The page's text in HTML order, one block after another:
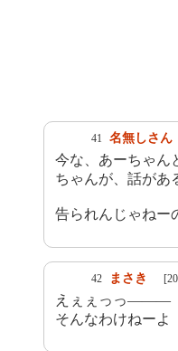
41 名無しさん
今な、あーちゃん
ちゃんが、話があ
告られんじゃねー
42 まさき
えぇぇっっ―――
そんなわけねーよ